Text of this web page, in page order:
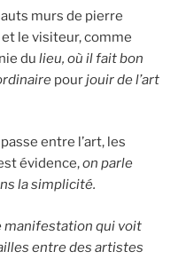
murs de pierre
le visiteur, comme
du lieu, où il fait bon
pourjouir de l’art
entre l’art, les
évidence,on parle
la simplicité.
manifestation qui voit
entre des artistes